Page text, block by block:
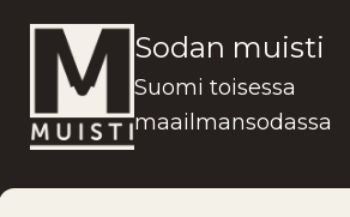
sisältöön
Sodan muisti
Suomi toisessa
maailmansodassa